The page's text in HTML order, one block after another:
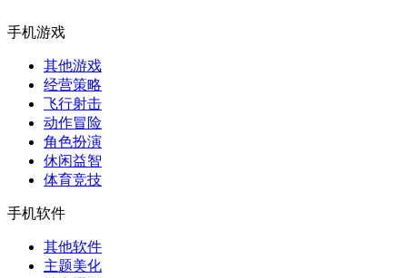
手机游戏
其他游戏
经营策略
飞行射击
动作冒险
角色扮演
休闲益智
体育竞技
手机软件
其他软件
主题美化